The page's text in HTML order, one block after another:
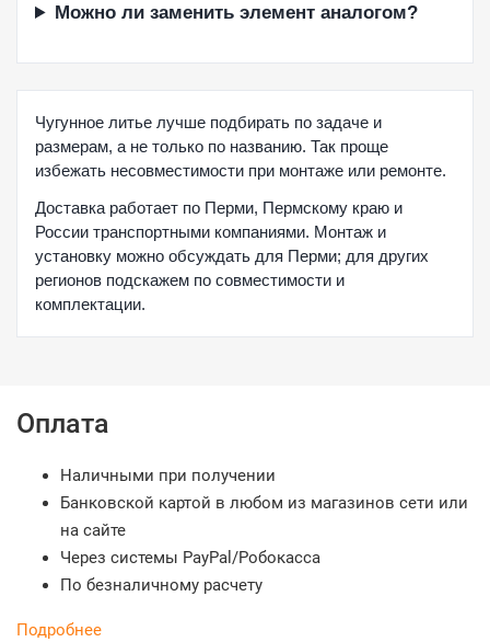
Можно ли заменить элемент аналогом?
Чугунное литье лучше подбирать по задаче и
размерам, а не только по названию. Так проще
избежать несовместимости при монтаже или ремонте.
Доставка работает по Перми, Пермскому краю и
России транспортными компаниями. Монтаж и
установку можно обсуждать для Перми; для других
регионов подскажем по совместимости и
комплектации.
Оплата
Наличными при получении
Банковской картой в любом из магазинов сети или
на сайте
Через системы PayPal/Робокасса
По безналичному расчету
Подробнее